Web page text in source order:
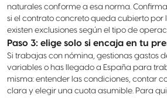
naturales conforme a esa norma.
si el contrato concreto queda cubierto por
existen exclusiones según el tipo de
Paso 3: elige solo si encaja en tu
Si trabajas con nómina, gestionas gastos
variables o has llegado a España para
misma: entender las condiciones, contar
clara y elegir una cuota asumible. Para